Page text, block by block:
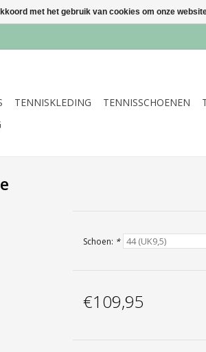
TENNISKLEDING TENNISSCHOENEN
Schoen: *
€109,95
met het gebruik van cookies om onze